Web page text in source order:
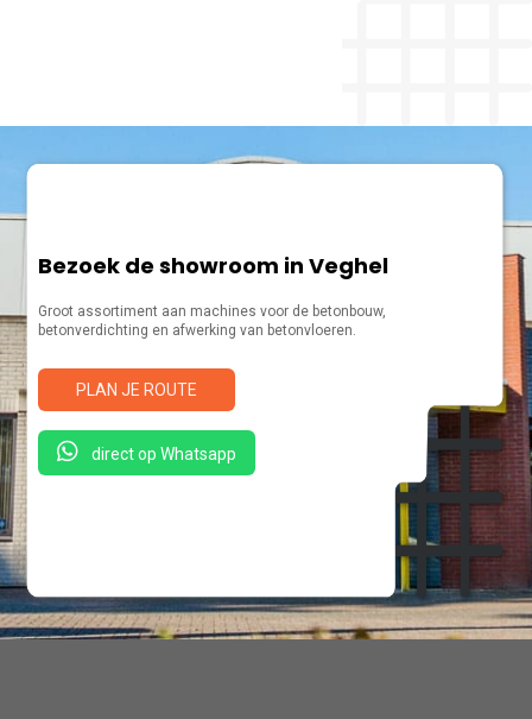
Bezoek de showroom in Veghel
Groot assortiment aan machines voor de betonbouw,
betonverdichting en afwerking van betonvloeren.
PLAN JE ROUTE
direct op Whatsapp